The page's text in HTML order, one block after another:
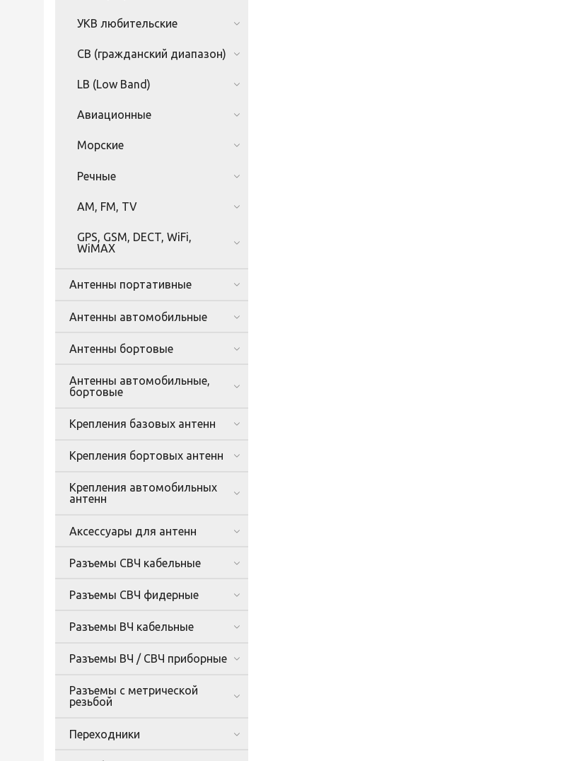
УКВ любительские
CB (гражданский диапазон)
LB (Low Band)
Авиационные
Морские
Речные
AM, FM, TV
GPS, GSM, DECT, WiFi,
WiMAX
Антенны портативные
Антенны автомобильные
Антенны бортовые
Антенны автомобильные,
бортовые
Крепления базовых антенн
Крепления бортовых антенн
Крепления автомобильных
антенн
Аксессуары для антенн
Разъемы СВЧ кабельные
Разъемы СВЧ фидерные
Разъемы ВЧ кабельные
Разъемы ВЧ / СВЧ приборные
Разъемы с метрической
резьбой
Переходники